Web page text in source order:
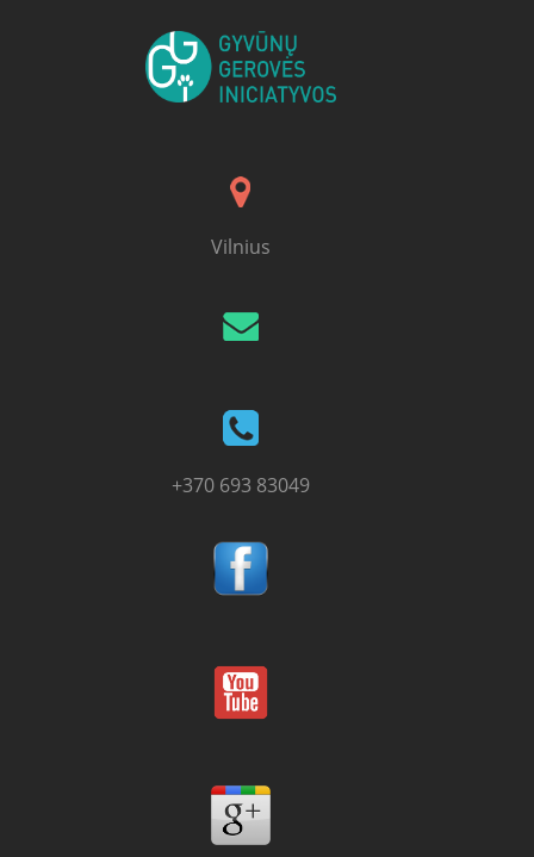
Vilnius
+370 693 83049